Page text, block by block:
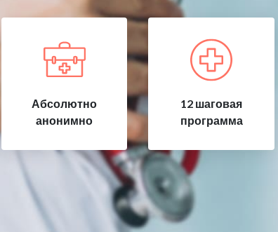
Абсолютно
анонимно
12 шаговая
программа